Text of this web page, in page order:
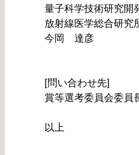
量子科学技術研究開
放射線医学総合研
今岡 達彦
[問い合わせ先]
賞等選考委員会委
以上